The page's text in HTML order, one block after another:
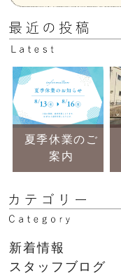
夏季休業のご
案内
新着情報
スタッフブログ